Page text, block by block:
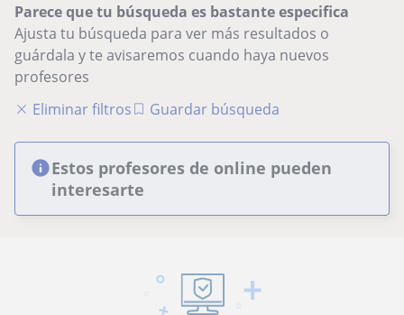
Parece que tu búsqueda es bastante especifica
Ajusta tu búsqueda para ver más resultados o
guárdala y te avisaremos cuando haya nuevos
profesores
Eliminar filtros
Guardar búsqueda
Estos profesores de online pueden
interesarte